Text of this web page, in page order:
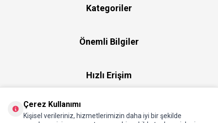
Kategoriler
Önemli Bilgiler
Hızlı Erişim
Çerez Kullanımı
Kişisel verileriniz, hizmetlerimizin daha iyi bir şekilde